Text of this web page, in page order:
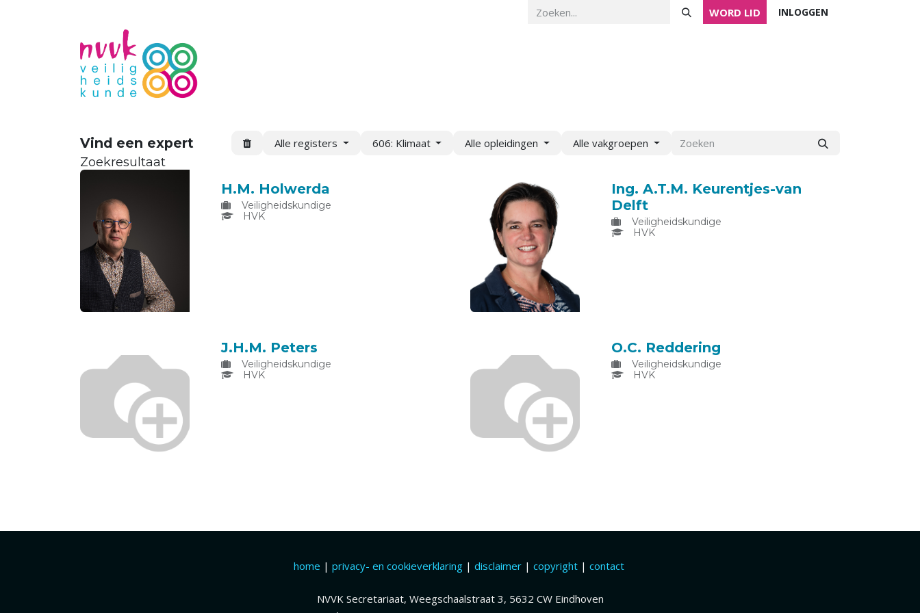
WORD LID INLOGGEN
Vind een expert Alle registers 606: Klimaat Alle opleidingen Alle vakgroepen
Zoekresultaat
H.M. Holwerda
Veiligheidskundige
HVK
Ing. A.T.M. Keurentjes-van
Delft
Veiligheidskundige
HVK
J.H.M. Peters
Veiligheidskundige
HVK
O.C. Reddering
Veiligheidskundige
HVK
home | privacy- en cookieverklaring| disclaimer | copyright| contact
NVVK Secretariaat, Weegschaalstraat 3, 5632 CW Eindhoven